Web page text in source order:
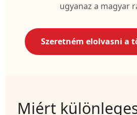
ugyanaz a magyar
Szeretném elolvasni a
Miért